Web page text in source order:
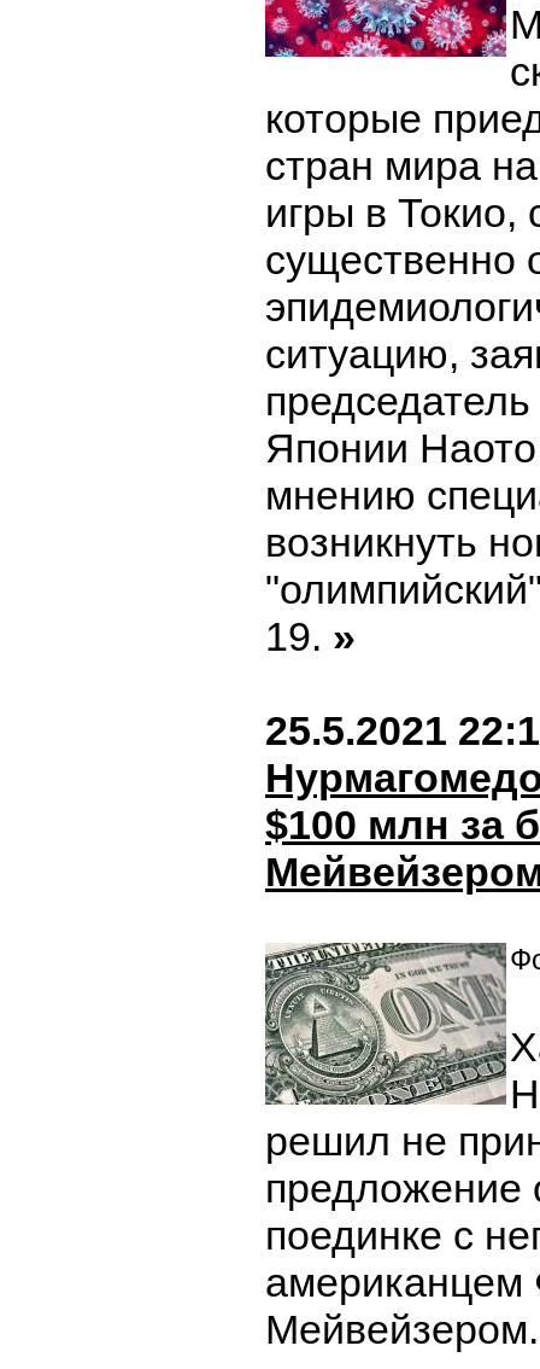
которые
стран мира
игры в Токио,
существенно
ситуацию,
Японии
мнению
возникнуть
19. »
25.5.2021
$100 млн за
решил не
предложение
поединке с
Мейвейзером.